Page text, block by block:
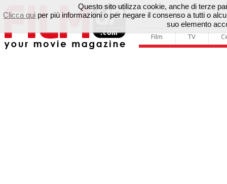
Film TV
Questo sito utilizza cookie, anche di terze
Clicca qui per più informazioni o per negare il consenso a tutti o
suo elemento